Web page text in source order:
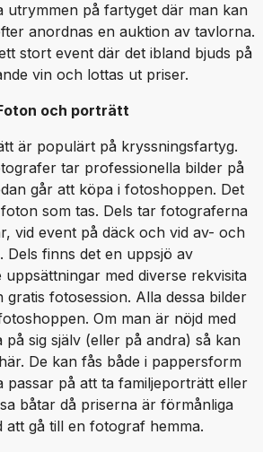
utrymmen på fartyget där man kan
anordnas en auktion av tavlorna.
stort event där det ibland bjuds på
vin och lottas ut priser.
och porträtt
är populärt på kryssningsfartyg.
tar professionella bilder på
går att köpa i fotoshoppen. Det
som tas. Dels tar fotograferna
vid event på däck och vid av- och
Dels finns det en uppsjö av
med diverse rekvisita
fotosession. Alla dessa bilder
Om man är nöjd med
på sig själv (eller på andra) så kan
De kan fås både i pappersform
passar på att ta familjeporträtt eller
båtar då priserna är förmånliga
att gå till en fotograf hemma.